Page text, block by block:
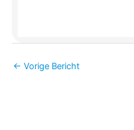
← Vorige Bericht